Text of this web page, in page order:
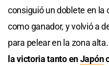
consiguió un doblete en la
como ganador, y volvió a
para pelear en la zona alta.
la victoria tanto enJapón